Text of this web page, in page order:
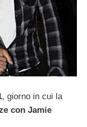
, giorno in cui la
con Jamie